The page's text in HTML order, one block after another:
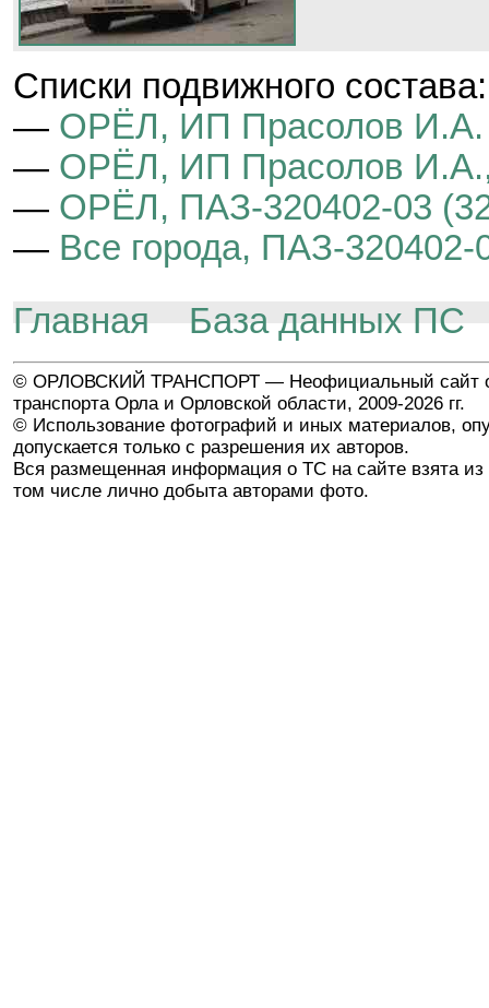
Cписки подвижного состава:
— ОРЁЛ, ИП Прасолов И.А.
— ОРЁЛ, ИП Прасолов
— ОРЁЛ, ПАЗ-320402-03
— Все города, ПАЗ-320402-
Главная
База данных ПС
© ОРЛОВСКИЙ ТРАНСПОРТ — Неофициальный сайт
транспорта Орла и Орловской области, 2009-2026 гг.
© Использование фотографий и иных материалов,
допускается только с разрешения их авторов.
Вся размещенная информация о ТС на сайте взята из
том числе лично добыта авторами фото.